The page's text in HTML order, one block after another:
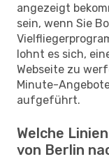
angezeigt
sein, wenn Sie
lohnt es sich,
Webseite zu
Minute-
aufgeführt.
Welche
von Berlin